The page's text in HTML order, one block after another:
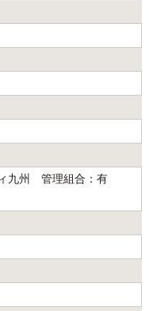
ィ九州 管理組合：有